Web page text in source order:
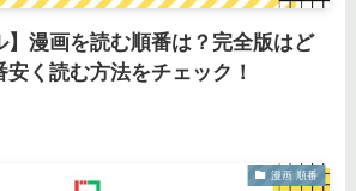
】漫画を読む順番は？完全版はど
く読む方法をチェック！
漫画 順番